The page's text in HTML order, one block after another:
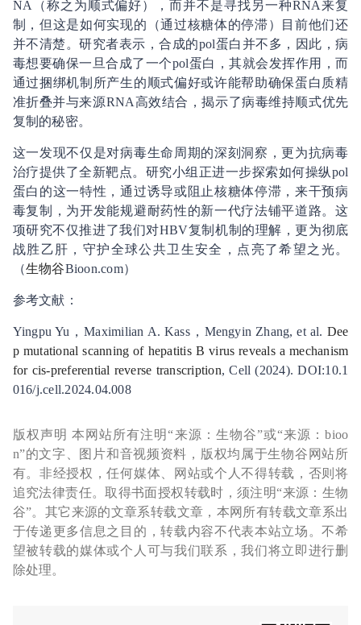
NA（称之为顺式偏好），而并不是寻找另一种RNA来复
制，但这是如何实现的（通过核糖体的停滞）目前他们还
并不清楚。研究者表示，合成的pol蛋白并不多，因此，病
毒想要确保一旦合成了一个pol蛋白，其就会发挥作用，而
通过捆绑机制所产生的顺式偏好或许能帮助确保蛋白质精
准折叠并与来源RNA高效结合，揭示了病毒维持顺式优先
复制的秘密。
这一发现不仅是对病毒生命周期的深刻洞察，更为抗病毒
治疗提供了全新靶点。研究小组正进一步探索如何操纵pol
蛋白的这一特性，通过诱导或阻止核糖体停滞，来干预病
毒复制，为开发能规避耐药性的新一代疗法铺平道路。这
项研究不仅推进了我们对HBV复制机制的理解，更为彻底
战胜乙肝，守护全球公共卫生安全，点亮了希望之光。
（生物谷Bioon.com）
参考文献：
Yingpu Yu，Maximilian A. Kass，Mengyin Zhang, et al. Dee
p mutational scanning of hepatitis B virus reveals a mechanism
for cis-preferential reverse transcription, Cell (2024). DOI:10.1
016/j.cell.2024.04.008
版权声明 本网站所有注明“来源：生物谷”或“来源：bioo
n”的文字、图片和音视频资料，版权均属于生物谷网站所
有。非经授权，任何媒体、网站或个人不得转载，否则将
追究法律责任。取得书面授权转载时，须注明“来源：生物
谷”。其它来源的文章系转载文章，本网所有转载文章系出
于传递更多信息之目的，转载内容不代表本站立场。不希
望被转载的媒体或个人可与我们联系，我们将立即进行删
除处理。